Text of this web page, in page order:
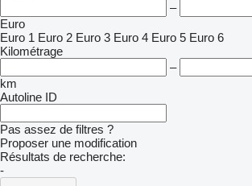
–
Euro
Euro 1 Euro 2 Euro 3 Euro 4 Euro 5 Euro 6
Kilométrage
–
km
Autoline ID
Pas assez de filtres ?
Proposer une modification
Résultats de recherche:
-